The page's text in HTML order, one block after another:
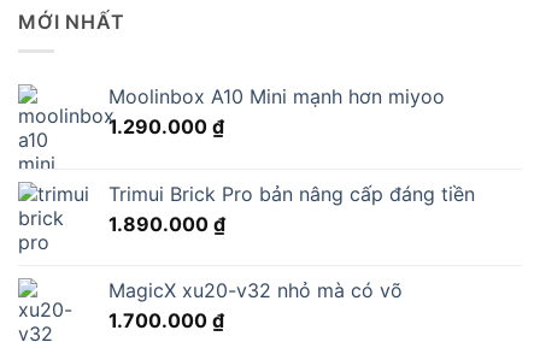
MỚI NHẤT
Moolinbox A10 Mini mạnh hơn miyoo
1.290.000 ₫
Trimui Brick Pro bản nâng cấp đáng tiền
1.890.000 ₫
MagicX xu20-v32 nhỏ mà có võ
1.700.000 ₫